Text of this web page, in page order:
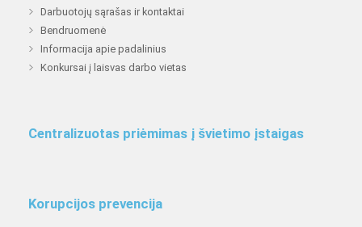
Darbuotojų sąrašas ir kontaktai
Bendruomenė
Informacija apie padalinius
Konkursai į laisvas darbo vietas
Centralizuotas priėmimas į švietimo įstaigas
Korupcijos prevencija